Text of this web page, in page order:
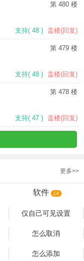
第 480 楼
支持( 48 ) 盖楼(回复)
第 479 楼
支持( 48 ) 盖楼(回复)
第 478 楼
支持( 47 ) 盖楼(回复)
更多>>
软件 14
仅自己可见设置
怎么取消
怎么添加